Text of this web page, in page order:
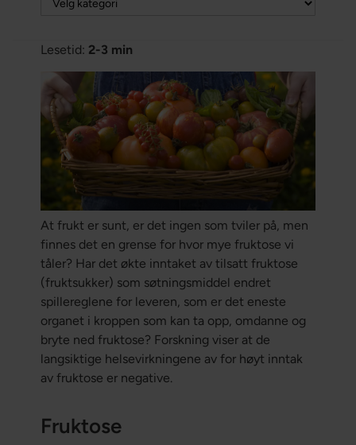
Lesetid: 2-3 min
At frukt er sunt, er det ingen som tviler på, men
finnes det en grense for hvor mye fruktose vi
tåler? Har det økte inntaket av tilsatt fruktose
(fruktsukker) som søtningsmiddel endret
spillereglene for leveren, som er det eneste
organet i kroppen som kan ta opp, omdanne og
bryte ned fruktose? Forskning viser at de
langsiktige helsevirkningene av for høyt inntak
av fruktose er negative.
Fruktose